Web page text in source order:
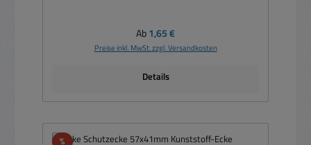
Regulärer Preis:
Ab1,65 €
Preise inkl. MwSt. zzgl. Versandkosten
Details
%Rabatt